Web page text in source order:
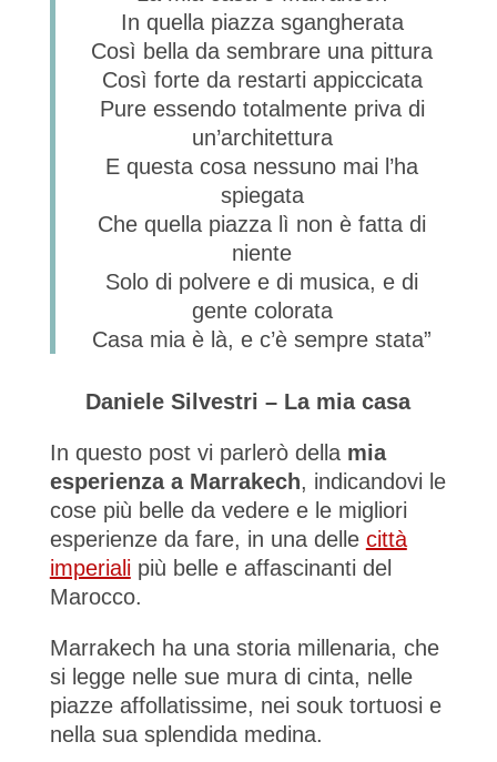
In quella piazza sgangherata
Così bella da sembrare una pittura
Così forte da restarti appiccicata
Pure essendo totalmente priva di
un’architettura
E questa cosa nessuno mai l’ha
spiegata
Che quella piazza lì non è fatta di
niente
Solo di polvere e di musica, e di
gente colorata
Casa mia è là, e c’è sempre stata”
Daniele Silvestri – La mia casa
In questo post vi parlerò della mia
esperienza a Marrakech, indicandovi le
cose più belle da vedere e le migliori
esperienze da fare, in una delle città
imperiali più belle e affascinanti del
Marocco.
Marrakech ha una storia millenaria, che
si legge nelle sue mura di cinta, nelle
piazze affollatissime, nei souk tortuosi e
nella sua splendida medina.